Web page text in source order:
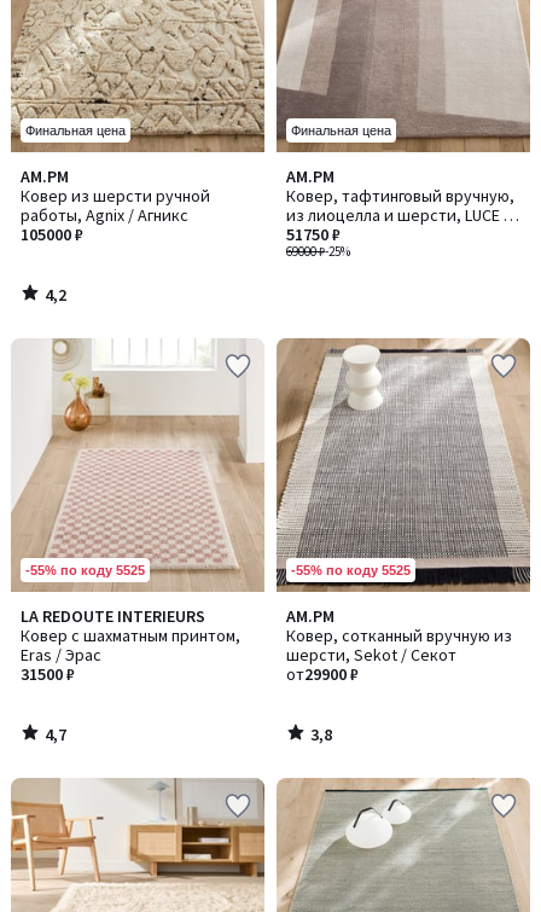
Финальная цена
AM.PM
Ковер из шерсти ручной
работы, Agnix / Агникс
105000 ₽
4,2
/ 5
4,2
/
Финальная цена
AM.PM
Ковер, тафтинговый вручную,
из лиоцелла и шерсти, LUCE /
ЛЮС
69000 ₽-25%
51750 ₽
-55% по коду 5525
LA REDOUTE INTERIEURS
Ковер с шахматным принтом,
Eras / Эрас
31500 ₽
4,7
/ 5
4,7
/
-55% по коду 5525
AM.PM
Ковер, сотканный вручную из
шерсти, Sekot / Секот
от29900 ₽
3,8
/ 5
3,8
/